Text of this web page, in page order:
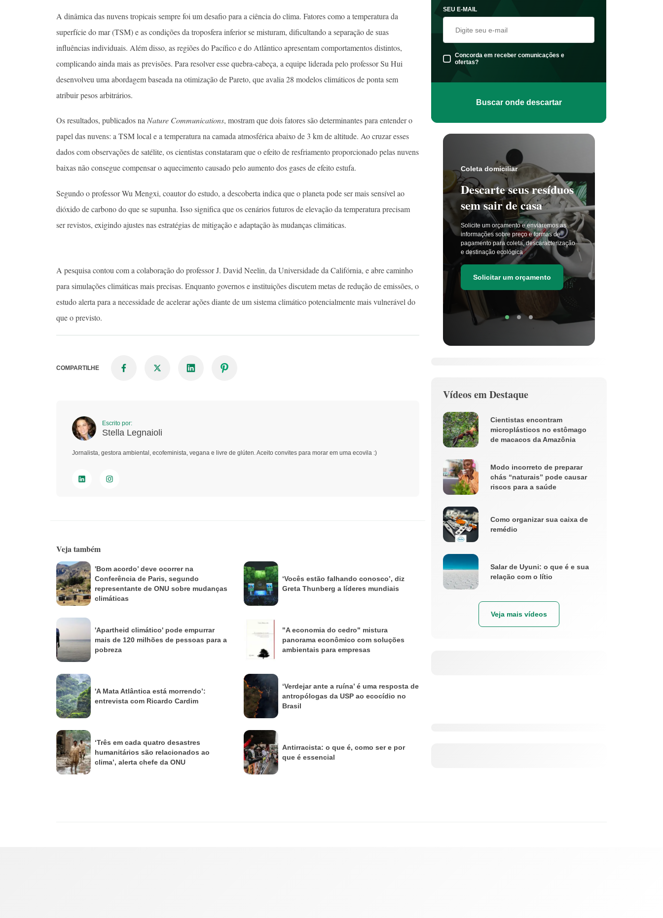
A dinâmica das nuvens tropicais sempre foi um desafio para a ciência do clima. Fatores como a temperatura da
superfície do mar (TSM) e as condições da troposfera inferior se misturam, dificultando a separação de suas
influências individuais. Além disso, as regiões do Pacífico e do Atlântico apresentam comportamentos distintos,
complicando ainda mais as previsões. Para resolver esse quebra-cabeça, a equipe liderada pelo professor Su Hui
desenvolveu uma abordagem baseada na otimização de Pareto, que avalia 28 modelos climáticos de ponta sem
atribuir pesos arbitrários.
Os resultados, publicados naNature Communications, mostram que dois fatores são determinantes para entender o
papel das nuvens: a TSM local e a temperatura na camada atmosférica abaixo de 3 km de altitude. Ao cruzar esses
dados com observações de satélite, os cientistas constataram que o efeito de resfriamento proporcionado pelas nuvens
baixas não consegue compensar o aquecimento causado pelo aumento dos gases de efeito estufa.
Segundo o professor Wu Mengxi, coautor do estudo, a descoberta indica que o planeta pode ser mais sensível ao
dióxido de carbono do que se supunha. Isso significa que os cenários futuros de elevação da temperatura precisam
ser revistos, exigindo ajustes nas estratégias de mitigação e adaptação às mudanças climáticas.
A pesquisa contou com a colaboração do professor J. David Neelin, da Universidade da Califórnia, e abre caminho
para simulações climáticas mais precisas. Enquanto governos e instituições discutem metas de redução de emissões, o
estudo alerta para a necessidade de acelerar ações diante de um sistema climático potencialmente mais vulnerável do
que o previsto.
COMPARTILHE
Escrito por:
Stella Legnaioli
Jornalista, gestora ambiental, ecofeminista, vegana e livre de glúten. Aceito convites para morar em uma ecovila :)
Veja também
'Bom acordo’ deve ocorrer na
Conferência de Paris, segundo
representante de ONU sobre mudanças
climáticas
'Apartheid climático' pode empurrar
mais de 120 milhões de pessoas para a
pobreza
'A Mata Atlântica está morrendo’:
entrevista com Ricardo Cardim
‘Três em cada quatro desastres
humanitários são relacionados ao
clima’, alerta chefe da ONU
‘Vocês estão falhando conosco’, diz
Greta Thunberg a líderes mundiais
"A economia do cedro" mistura
panorama econômico com soluções
ambientais para empresas
‘Verdejar ante a ruína’ é uma resposta de
antropólogas da USP ao ecocídio no
Brasil
Antirracista: o que é, como ser e por
que é essencial
SEU E-MAIL
Concorda em receber comunicações e
ofertas?
Buscar onde descartar
Coleta domiciliar
Descarte seus resíduos
sem sair de casa
Solicite um orçamento e enviaremos as
informações sobre preço e formas de
pagamento para coleta, descaracterização
e destinação ecológica
Solicitar um orçamento
Vídeos em Destaque
Cientistas encontram
microplásticos no estômago
de macacos da Amazônia
Modo incorreto de preparar
chás “naturais” pode causar
riscos para a saúde
Como organizar sua caixa de
remédio
Salar de Uyuni: o que é e sua
relação com o lítio
Veja mais vídeos